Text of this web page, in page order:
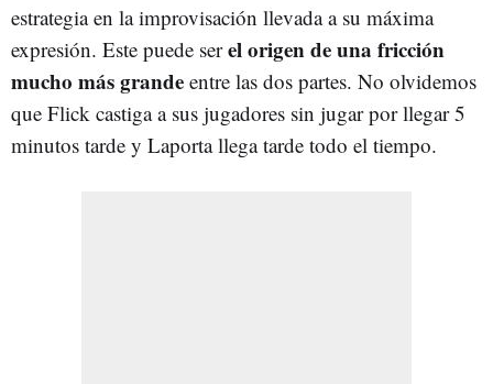
estrategia en la improvisación llevada a su máxima
expresión. Este puede serel origen de una fricción
mucho más grande entre las dos partes. No olvidemos
que Flick castiga a sus jugadores sin jugar por llegar 5
minutos tarde y Laporta llega tarde todo el tiempo.